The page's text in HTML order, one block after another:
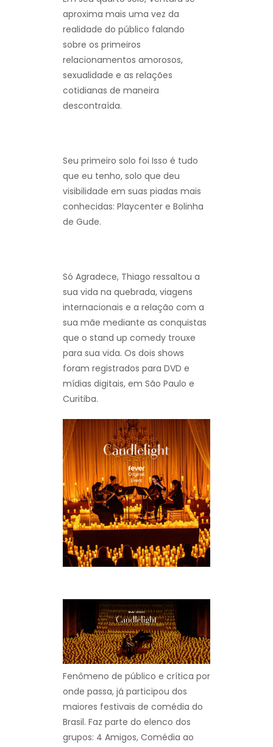
aproxima mais uma vez da
realidade do público falando
sobre os primeiros
relacionamentos amorosos,
sexualidade e as relações
cotidianas de maneira
descontraída.
Seu primeiro solo foi Isso é tudo
que eu tenho, solo que deu
visibilidade em suas piadas mais
conhecidas: Playcenter e Bolinha
de Gude.
Só Agradece, Thiago ressaltou a
sua vida na quebrada, viagens
internacionais e a relação com a
sua mãe mediante as conquistas
que o stand up comedy trouxe
para sua vida. Os dois shows
foram registrados para DVD e
mídias digitais, em São Paulo e
Curitiba.
Fenômeno de público e crítica por
onde passa, já participou dos
maiores festivais de comédia do
Brasil. Faz parte do elenco dos
grupos: 4 Amigos, Comédia ao